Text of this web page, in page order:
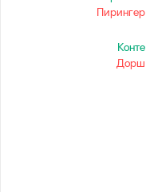
Пирингер
Конте
Дорш